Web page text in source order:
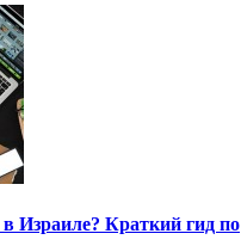
Израиле? Краткий гид по